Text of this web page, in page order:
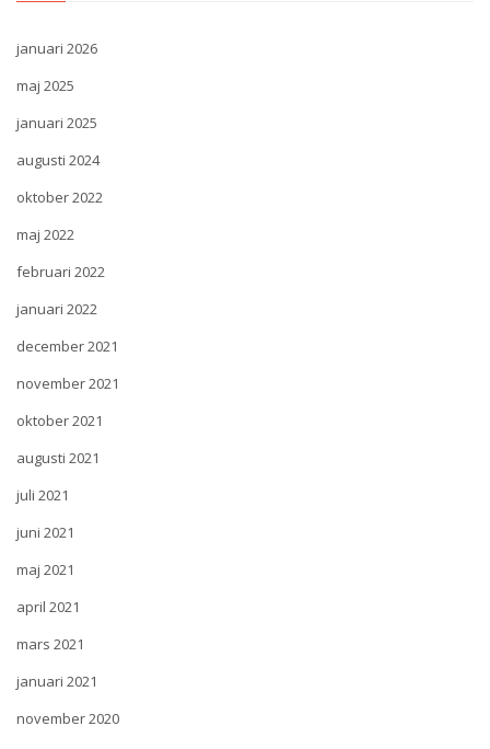
januari 2026
maj 2025
januari 2025
augusti 2024
oktober 2022
maj 2022
februari 2022
januari 2022
december 2021
november 2021
oktober 2021
augusti 2021
juli 2021
juni 2021
maj 2021
april 2021
mars 2021
januari 2021
november 2020